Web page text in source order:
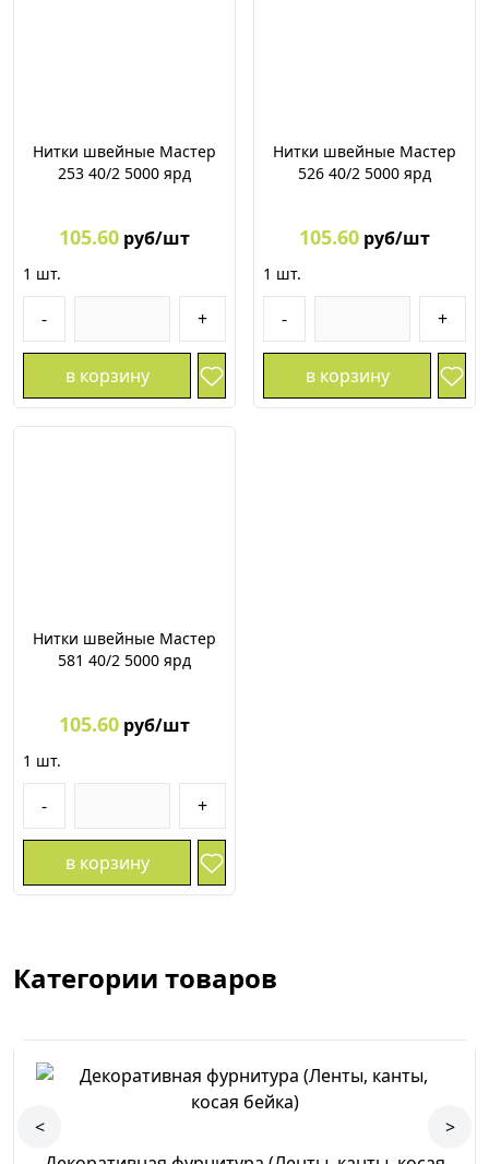
Нитки швейные Мастер
253 40/2 5000 ярд
105.60 руб/шт
1 шт.
- +
в корзину
Нитки швейные Мастер
526 40/2 5000 ярд
105.60 руб/шт
1 шт.
- +
в корзину
Нитки швейные Мастер
581 40/2 5000 ярд
105.60 руб/шт
1 шт.
- +
в корзину
Категории товаров
<
>